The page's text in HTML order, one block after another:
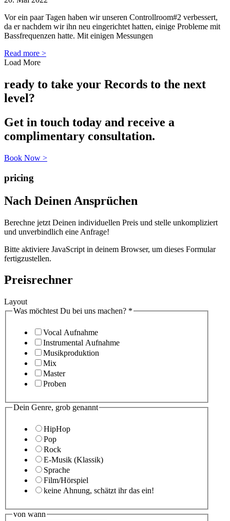
Vor ein paar Tagen haben wir unseren Controllroom#2 verbessert,
da er nachdem wir ihn neu eingerichtet hatten, einige Probleme mit
Bassfrequenzen hatte. Mit einigen Messungen
Read more >
Load More
ready to take your Records to the next
level?
Get in touch today and receive a
complimentary consultation.
Book Now >
pricing
Nach Deinen Ansprüchen
Berechne jetzt Deinen individuellen Preis und stelle unkompliziert
und unverbindlich eine Anfrage!
Bitte aktiviere JavaScript in deinem Browser, um dieses Formular
fertigzustellen.
Preisrechner
Layout
Was möchtest Du bei uns machen? *
Vocal Aufnahme
Instrumental Aufnahme
Musikproduktion
Mix
Master
Proben
Dein Genre, grob genannt
HipHop
Pop
Rock
E-Musik (Klassik)
Sprache
Film/Hörspiel
keine Ahnung, schätzt ihr das ein!
von wann